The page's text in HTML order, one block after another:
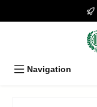
Zum Hauptinhalt
Navigation